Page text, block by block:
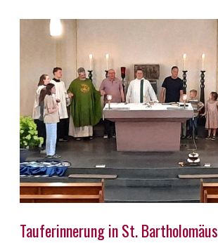
Tauferinnerung in St. Bartholomäus